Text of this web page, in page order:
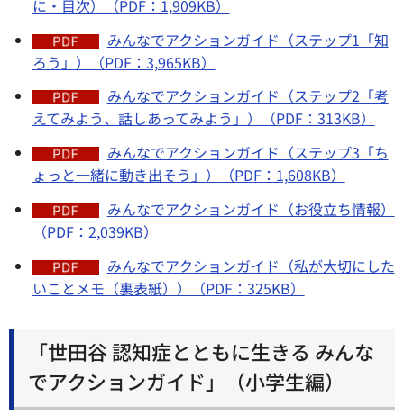
に・目次）（PDF：1,909KB）
みんなでアクションガイド（ステップ1「知
ろう」）（PDF：3,965KB）
みんなでアクションガイド（ステップ2「考
えてみよう、話しあってみよう」）（PDF：313KB）
みんなでアクションガイド（ステップ3「ち
ょっと一緒に動き出そう」）（PDF：1,608KB）
みんなでアクションガイド（お役立ち情報）
（PDF：2,039KB）
みんなでアクションガイド（私が大切にした
いことメモ（裏表紙））（PDF：325KB）
「世田谷 認知症とともに生きる みんな
でアクションガイド」（小学生編）